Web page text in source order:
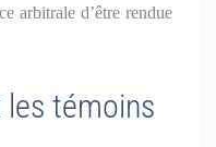
arbitrale d’être rendue
témoins